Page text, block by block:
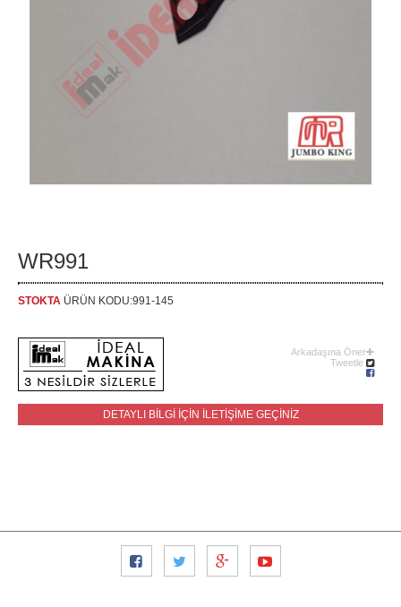
WR991
STOKTA ÜRÜN KODU:991-145
Arkadaşına Öner
Tweetle
DETAYLI BİLGİ İÇİN İLETİŞİME GEÇİNİZ